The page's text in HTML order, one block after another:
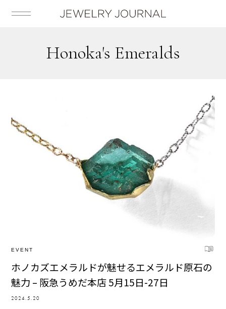
Honoka's Emeralds
EVENT
ホノカズエメラルドが魅せるエメラルド原石の
魅力 – 阪急うめだ本店 5月15日-27日
2024.5.20